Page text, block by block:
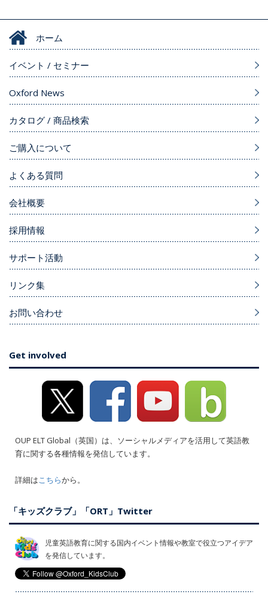
ホーム
イベント / セミナー
Oxford News
カタログ / 商品検索
ご購入について
よくある質問
会社概要
採用情報
サポート活動
リンク集
お問い合わせ
Get involved
OUP ELT Global（英国）は、ソーシャルメディアを活用して英語教
育に関する各種情報を発信しています。
詳細はこちらから。
「キッズクラブ」「ORT」Twitter
児童英語教育に関する国内イベント情報や教室で役立つアイデア
を発信しています。